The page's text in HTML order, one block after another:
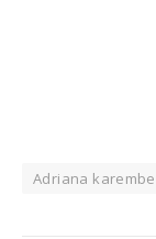
Adriana